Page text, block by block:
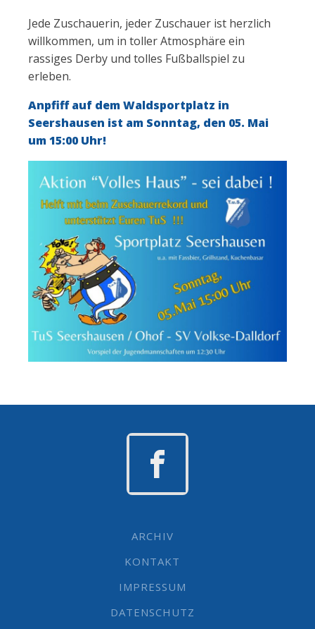
Jede Zuschauerin, jeder Zuschauer ist herzlich
willkommen, um in toller Atmosphäre ein
rassiges Derby und tolles Fußballspiel zu
erleben.
Anpfiff auf dem Waldsportplatz in
Seershausen ist am Sonntag, den 05. Mai
um 15:00 Uhr!
ARCHIV
KONTAKT
IMPRESSUM
DATENSCHUTZ